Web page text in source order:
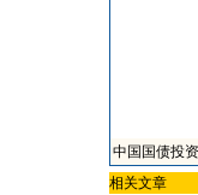
中国国债投
相关文章